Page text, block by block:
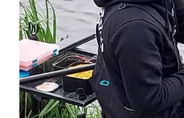
KLEIN.